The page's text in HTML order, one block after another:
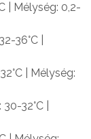
| Mélység: 0,2-
36°C |
| Mélység:
32°C |